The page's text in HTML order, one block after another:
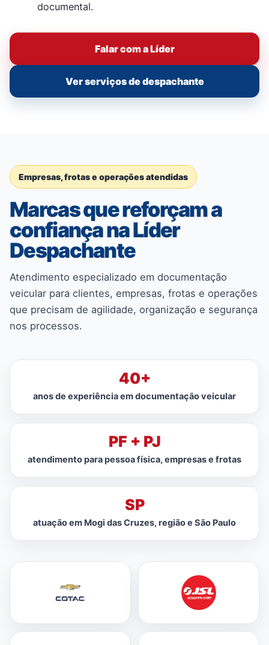
documental.
Falar com a Líder
Ver serviços de despachante
Empresas, frotas e operações atendidas
Marcas que reforçam a
confiança na Líder
Despachante
Atendimento especializado em documentação
veicular para clientes, empresas, frotas e operações
que precisam de agilidade, organização e segurança
nos processos.
40+
anos de experiência em documentação veicular
PF + PJ
atendimento para pessoa física, empresas e frotas
SP
atuação em Mogi das Cruzes, região e São Paulo